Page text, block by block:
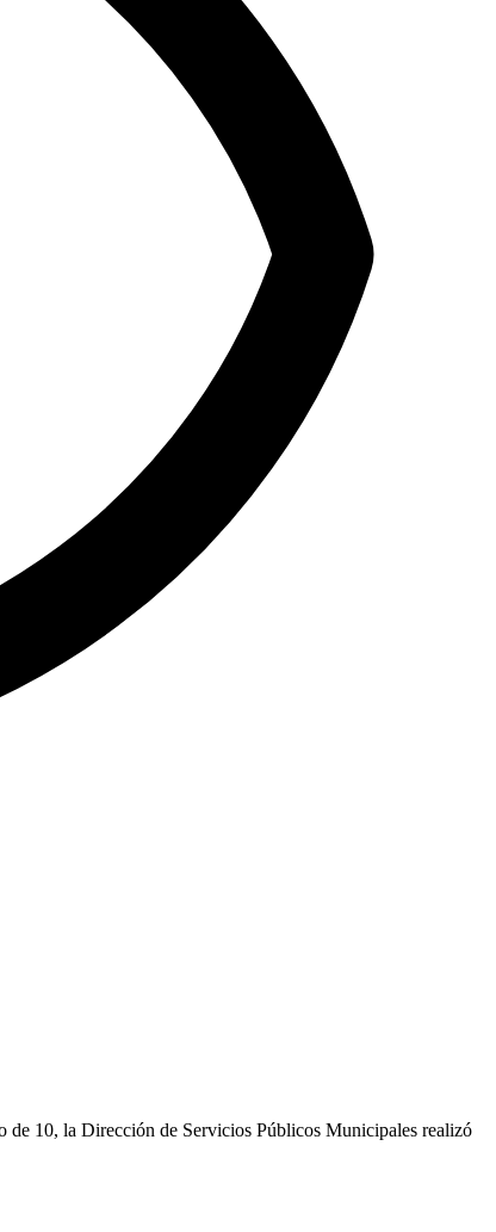
de 10, la Dirección de Servicios Públicos Municipales realizó